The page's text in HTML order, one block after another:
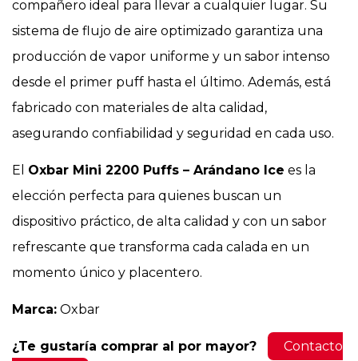
compañero ideal para llevar a cualquier lugar. Su
sistema de flujo de aire optimizado garantiza una
producción de vapor uniforme y un sabor intenso
desde el primer puff hasta el último. Además, está
fabricado con materiales de alta calidad,
asegurando confiabilidad y seguridad en cada uso.
El Oxbar Mini 2200 Puffs – Arándano Ice es la
elección perfecta para quienes buscan un
dispositivo práctico, de alta calidad y con un sabor
refrescante que transforma cada calada en un
momento único y placentero.
Marca: Oxbar
¿Te gustaría comprar al por mayor?
Contacto